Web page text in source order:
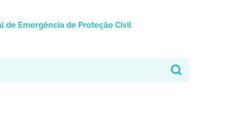
de Emergência de Proteção Civil